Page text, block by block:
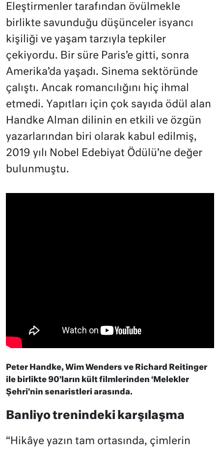
Eleştirmenler tarafından övülmekle
birlikte savunduğu düşünceler isyancı
kişiliği ve yaşam tarzıyla tepkiler
çekiyordu. Bir süre Paris’e gitti, sonra
Amerika’da yaşadı. Sinema sektöründe
çalıştı. Ancak romancılığını hiç ihmal
etmedi. Yapıtları için çok sayıda ödül alan
Handke Alman dilinin en etkili ve özgün
yazarlarından biri olarak kabul edilmiş,
2019 yılı Nobel Edebiyat Ödülü’ne değer
bulunmuştu.
Peter Handke, Wim Wenders ve Richard Reitinger
ile birlikte 90’ların kült filmlerinden ‘Melekler
Şehri’nin senaristleri arasında.
Banliyo trenindeki karşılaşma
“Hikâye yazın tam ortasında, çimlerin